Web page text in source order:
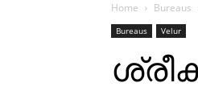
Home Bureaus
Bureaus Velur